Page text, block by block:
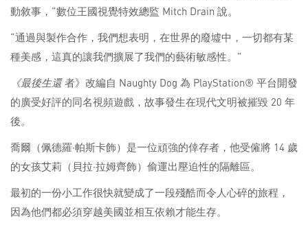
動敘事，”數位王國視覺特效總監 Mitch Drain 說。
“通過與製作合作，我們想表明，在世界的廢墟中，一切都有某
種美感，這真的讓我們擴展了我們的藝術敏感性。”
《最後生還者》改編自 Naughty Dog 為 PlayStation® 平台開發
的廣受好評的同名視頻遊戲，故事發生在現代文明被摧毀 20 年
後。
喬爾（佩德羅·帕斯卡飾）是一位頑強的倖存者，他受僱將 14 歲
的女孩艾莉（貝拉·拉姆齊飾）偷運出壓迫性的隔離區。
最初的一份小工作很快就變成了一段殘酷而令人心碎的旅程，
因為他們都必須穿越美國並相互依賴才能生存。